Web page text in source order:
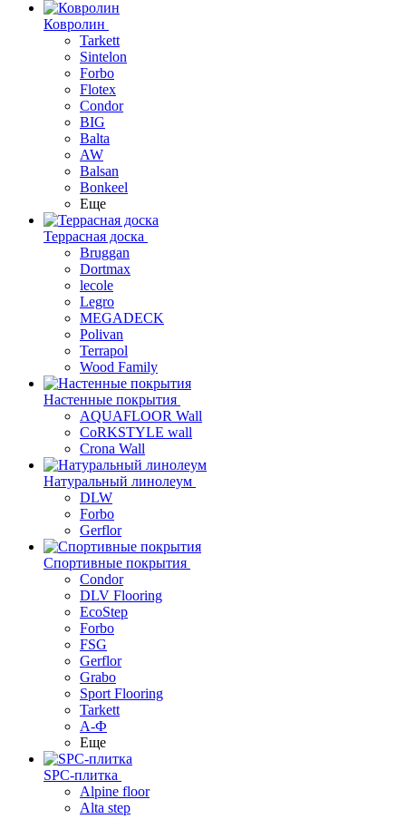
Ковролин
Tarkett
Sintelon
Forbo
Flotex
Condor
BIG
Balta
AW
Balsan
Bonkeel
Еще
Террасная доска
Bruggan
Dortmax
lecole
Legro
MEGADECK
Polivan
Terrapol
Wood Family
Настенные покрытия
AQUAFLOOR Wall
CoRKSTYLE wall
Crona Wall
Натуральный линолеум
DLW
Forbo
Gerflor
Спортивные покрытия
Condor
DLV Flooring
EcoStep
Forbo
FSG
Gerflor
Grabo
Sport Flooring
Tarkett
А-Ф
Еще
SPC-плитка
Alpine floor
Alta step